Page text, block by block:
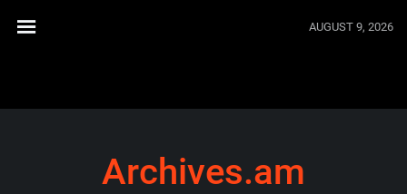
AUGUST 9, 2026
Archives.am